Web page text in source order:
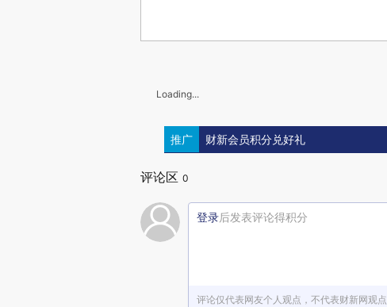
Loading...
推广 财新会员积分兑好礼
评论区 0
登录后发表评论得积分
评论仅代表网友个人观点，不代表财新网观点